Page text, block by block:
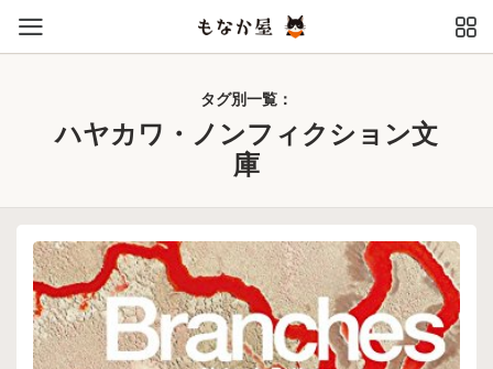
タグ別一覧：
ハヤカワ・ノンフィクション文
庫